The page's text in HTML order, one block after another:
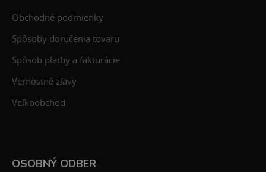
Obchodné podmienky
Spôsoby doručenia tovaru
Spôsob platby a fakturácie
Vernostné zľavy
Veľkoobchod
OSOBNÝ ODBER